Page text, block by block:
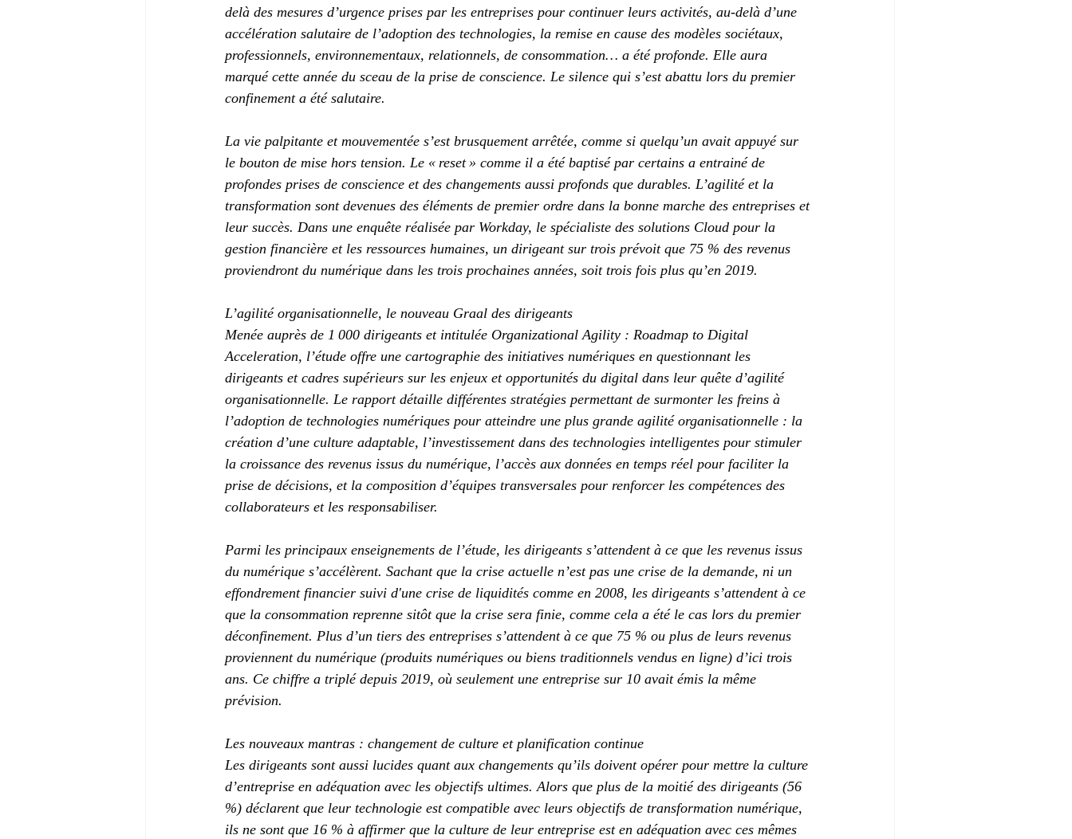
delà des mesures d’urgence prises par les entreprises pour continuer leurs activités, au-delà d’une
accélération salutaire de l’adoption des technologies, la remise en cause des modèles sociétaux,
professionnels, environnementaux, relationnels, de consommation… a été profonde. Elle aura
marqué cette année du sceau de la prise de conscience. Le silence qui s’est abattu lors du premier
confinement a été salutaire.
La vie palpitante et mouvementée s’est brusquement arrêtée, comme si quelqu’un avait appuyé sur
le bouton de mise hors tension. Le « reset » comme il a été baptisé par certains a entrainé de
profondes prises de conscience et des changements aussi profonds que durables. L’agilité et la
transformation sont devenues des éléments de premier ordre dans la bonne marche des entreprises et
leur succès. Dans une enquête réalisée par Workday, le spécialiste des solutions Cloud pour la
gestion financière et les ressources humaines, un dirigeant sur trois prévoit que 75 % des revenus
proviendront du numérique dans les trois prochaines années, soit trois fois plus qu’en 2019.
L’agilité organisationnelle, le nouveau Graal des dirigeants
Menée auprès de 1 000 dirigeants et intitulée Organizational Agility : Roadmap to Digital
Acceleration, l’étude offre une cartographie des initiatives numériques en questionnant les
dirigeants et cadres supérieurs sur les enjeux et opportunités du digital dans leur quête d’agilité
organisationnelle. Le rapport détaille différentes stratégies permettant de surmonter les freins à
l’adoption de technologies numériques pour atteindre une plus grande agilité organisationnelle : la
création d’une culture adaptable, l’investissement dans des technologies intelligentes pour stimuler
la croissance des revenus issus du numérique, l’accès aux données en temps réel pour faciliter la
prise de décisions, et la composition d’équipes transversales pour renforcer les compétences des
collaborateurs et les responsabiliser.
Parmi les principaux enseignements de l’étude, les dirigeants s’attendent à ce que les revenus issus
du numérique s’accélèrent. Sachant que la crise actuelle n’est pas une crise de la demande, ni un
effondrement financier suivi d'une crise de liquidités comme en 2008, les dirigeants s’attendent à ce
que la consommation reprenne sitôt que la crise sera finie, comme cela a été le cas lors du premier
déconfinement. Plus d’un tiers des entreprises s’attendent à ce que 75 % ou plus de leurs revenus
proviennent du numérique (produits numériques ou biens traditionnels vendus en ligne) d’ici trois
ans. Ce chiffre a triplé depuis 2019, où seulement une entreprise sur 10 avait émis la même
prévision.
Les nouveaux mantras : changement de culture et planification continue
Les dirigeants sont aussi lucides quant aux changements qu’ils doivent opérer pour mettre la culture
d’entreprise en adéquation avec les objectifs ultimes. Alors que plus de la moitié des dirigeants (56
%) déclarent que leur technologie est compatible avec leurs objectifs de transformation numérique,
ils ne sont que 16 % à affirmer que la culture de leur entreprise est en adéquation avec ces mêmes